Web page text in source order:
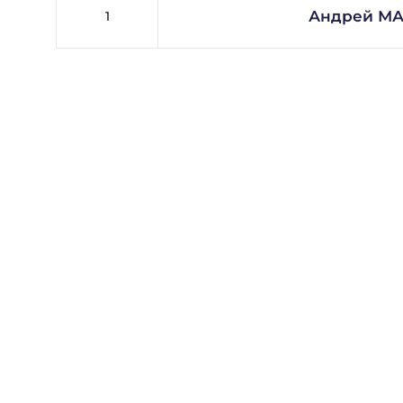
1 Андрей